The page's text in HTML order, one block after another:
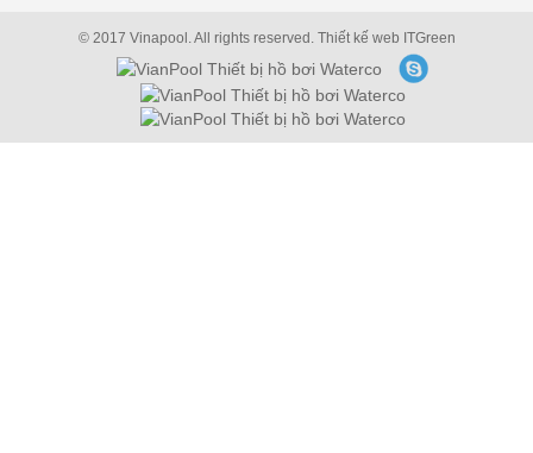
© 2017 Vinapool. All rights reserved. Thiết kế web ITGreen